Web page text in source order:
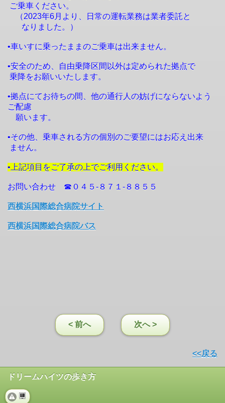
ご乗車ください。
（2023年6月より、日常の運転業務は業者委託と
なりました。）
•車いすに乗ったままのご乗車は出来ません。
•安全のため、自由乗降区間以外は定められた拠点で
乗降をお願いいたします。
•拠点にてお待ちの間、他の通行人の妨げにならないよう
ご配慮
願います。
•その他、乗車される方の個別のご要望にはお応え出来
ません。
•上記項目をご了承の上でご利用ください。
お問い合わせ ☎０４５-８７１-８８５５
西横浜国際総合病院サイト
西横浜国際総合病院バス
< 前へ 次へ >
<<戻る
ドリームハイツの歩き方